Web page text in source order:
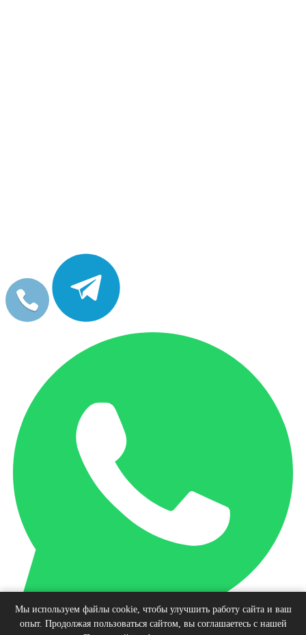
Наверх
Мы используем файлы cookie, чтобы улучшить работу сайта и ваш
опыт. Продолжая пользоваться сайтом, вы соглашаетесь с нашей